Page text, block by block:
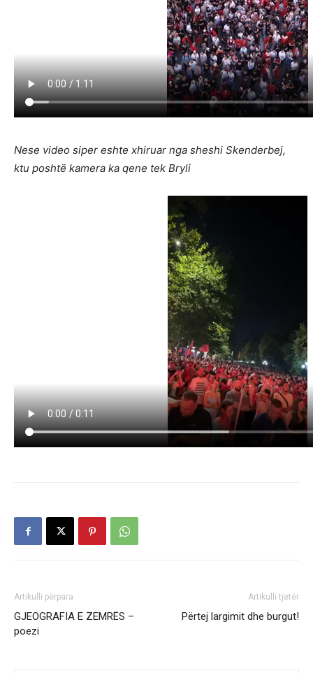
Nese video siper eshte xhiruar nga sheshi Skenderbej,
ktu poshtë kamera ka qene tek Bryli
Artikulli përpara
GJEOGRAFIA E ZEMRËS –
poezi
Artikulli tjetër
Përtej largimit dhe burgut!